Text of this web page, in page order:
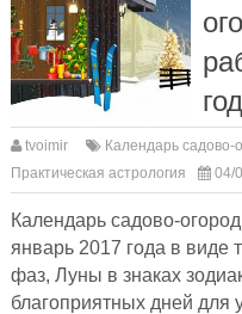
tvoimir Календарь
Практическая астрология
04/
Календарь садово-
январь 2017 года в виде
фаз, Луны в знаках
благоприятных дней для